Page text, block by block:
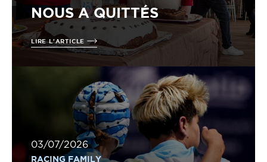
NOUS A QUITTÉS
LIRE L'ARTICLE
03/07/2026
RACING FAMILY